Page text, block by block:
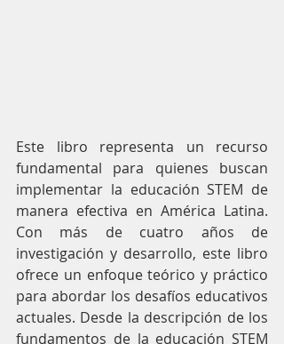
Este libro representa un recurso
fundamental para quienes buscan
implementar la educación STEM de
manera efectiva en América Latina.
Con más de cuatro años de
investigación y desarrollo, este libro
ofrece un enfoque teórico y práctico
para abordar los desafíos educativos
actuales. Desde la descripción de los
fundamentos de la educación STEM